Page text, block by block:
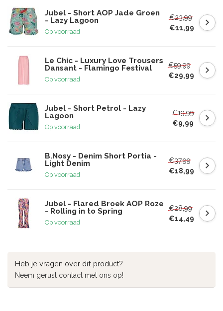
Jubel - Short AOP Jade Groen
- Lazy Lagoon
Op voorraad
€23,99
€11,99
Le Chic - Luxury Love Trousers
Dansant - Flamingo Festival
Op voorraad
€59,99
€29,99
Jubel - Short Petrol - Lazy
Lagoon
Op voorraad
€19,99
€9,99
B.Nosy - Denim Short Portia -
Light Denim
Op voorraad
€37,99
€18,99
Jubel - Flared Broek AOP Roze
- Rolling in to Spring
Op voorraad
€28,99
€14,49
Heb je vragen over dit product?
Neem gerust contact met ons op!